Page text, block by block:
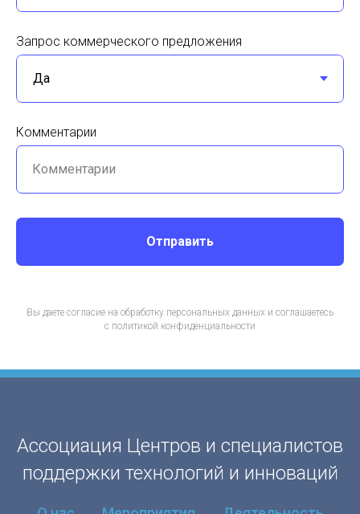
Запрос коммерческого предложения
Комментарии
Комментарии
Отправить
Вы даете согласие на обработку персональных данных и соглашаетесь
c политикой конфиденциальности
Ассоциация Центров и специалистов
поддержки технологий и инноваций